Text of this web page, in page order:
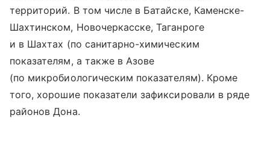
территорий. В том числе в Батайске, Каменске-
Шахтинском, Новочеркасске, Таганроге
и в Шахтах (по санитарно-химическим
показателям, а также в Азове
(по микробиологическим показателям). Кроме
того, хорошие показатели зафиксировали в ряде
районов Дона.